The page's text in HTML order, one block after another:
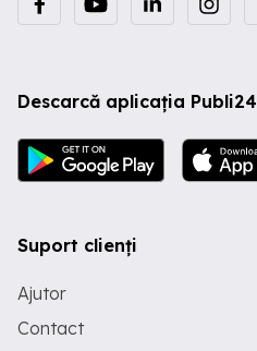
Descarcă aplicația Publi24
Suport clienți
Ajutor
Contact